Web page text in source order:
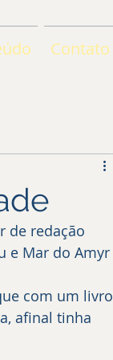
Contato
e Mar do Amyr
com um livro
afinal tinha